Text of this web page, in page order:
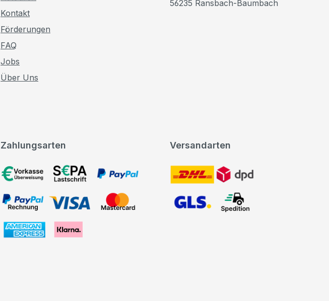
Kontakt
Förderungen
FAQ
Jobs
Über Uns
Zahlungsarten
Vorkasse, SEPA-Lastschrift, PayPal
PayPal Rechnung, VISA, Mastercard
Versandarten
56235 Ransbach-Baumbach